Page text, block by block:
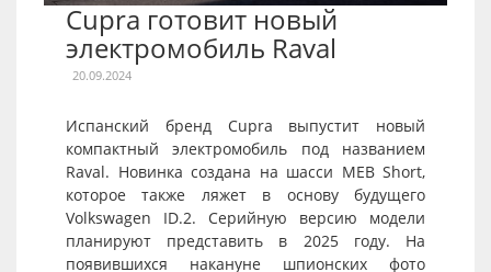
Cupra готовит новый
электромобиль Raval
20.09.2024
Испанский бренд Cupra выпустит новый
компактный электромобиль под названием
Raval. Новинка создана на шасси MEB Short,
которое также ляжет в основу будущего
Volkswagen ID.2. Серийную версию модели
планируют представить в 2025 году. На
появившихся накануне шпионских фото